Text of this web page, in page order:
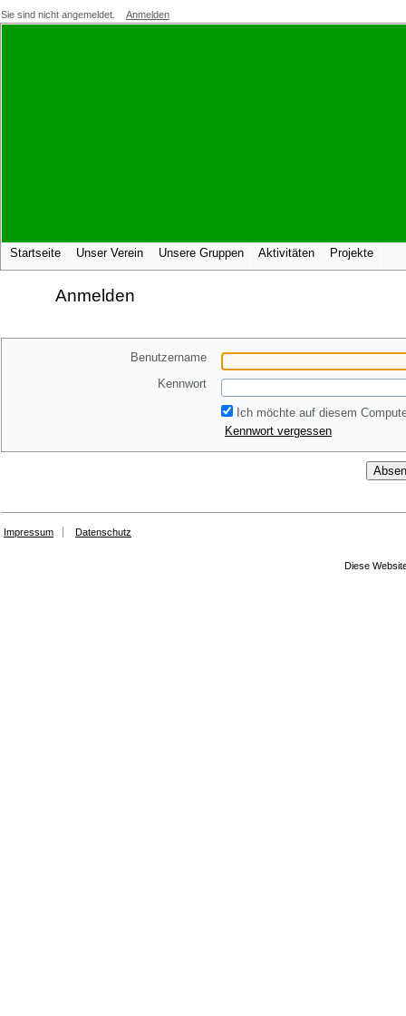
Sie sind nicht angemeldet. Anmelden
Startseite Unser Verein Unsere Gruppen Aktivitäten Projekte
Anmelden
Benutzername
Kennwort
Ich möchte auf diesem
Kennwort vergessen
Impressum Datenschutz
Diese